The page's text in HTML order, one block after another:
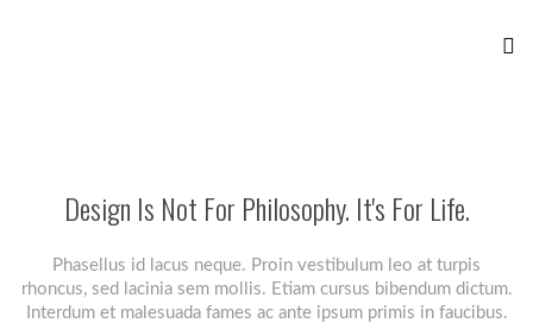
Design Is Not For Philosophy. It's For Life.
Phasellus id lacus neque. Proin vestibulum leo at turpis
rhoncus, sed lacinia sem mollis. Etiam cursus bibendum dictum.
Interdum et malesuada fames ac ante ipsum primis in faucibus.